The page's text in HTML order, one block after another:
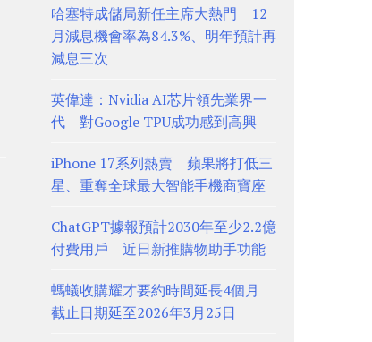
哈塞特成儲局新任主席大熱門 12
月減息機會率為84.3%、明年預計再
減息三次
英偉達：Nvidia AI芯片領先業界一
代 對Google TPU成功感到高興
iPhone 17系列熱賣 蘋果將打低三
星、重奪全球最大智能手機商寶座
ChatGPT據報預計2030年至少2.2億
付費用戶 近日新推購物助手功能
螞蟻收購耀才要約時間延長4個月
截止日期延至2026年3月25日